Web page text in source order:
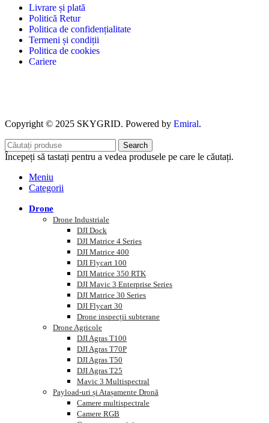
Livrare și plată
Politică Retur
Politica de confidențialitate
Termeni și condiții
Politica de cookies
Cariere
Copyright © 2025 SKYGRID. Powered by Emiral.
Search
Începeți să tastați pentru a vedea produsele pe care le căutați.
Meniu
Categorii
Drone
Drone Industriale
DJI Dock
DJI Matrice 4 Series
DJI Matrice 400
DJI Flycart 100
DJI Matrice 350 RTK
DJI Mavic 3 Enterprise Series
DJI Matrice 30 Series
DJI Flycart 30
Drone inspecții subterane
Drone Agricole
DJI Agras T100
DJI Agras T70P
DJI Agras T50
DJI Agras T25
Mavic 3 Multispectral
Payload-uri și Atașamente Dronă
Camere multispectrale
Camere RGB